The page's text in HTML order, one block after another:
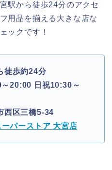
駅から徒歩24分のアクセ
用品を揃える大きな店な
ックです！
徒歩約24分
20:00 日祝10:30～
西区三橋5-34
パーストア 大宮店